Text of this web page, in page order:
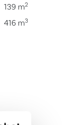
139 m2
416 m3